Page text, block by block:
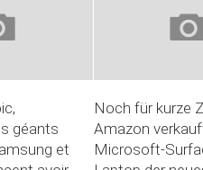
géants
et
Noch für kurze
Amazon
Microsoft-